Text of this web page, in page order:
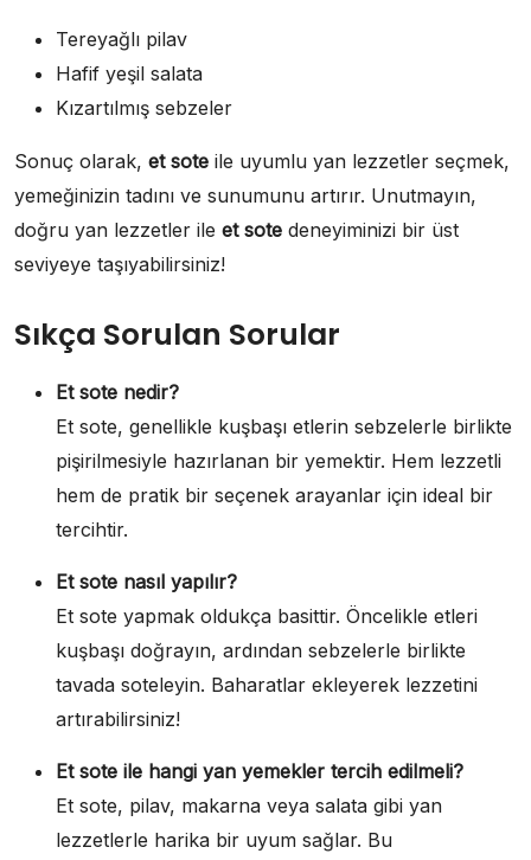
Tereyağlı pilav
Hafif yeşil salata
Kızartılmış sebzeler
Sonuç olarak, et sote ile uyumlu yan lezzetler seçmek,
yemeğinizin tadını ve sunumunu artırır. Unutmayın,
doğru yan lezzetler ile et sote deneyiminizi bir üst
seviyeye taşıyabilirsiniz!
Sıkça Sorulan Sorular
Et sote nedir?
Et sote, genellikle kuşbaşı etlerin sebzelerle birlikte
pişirilmesiyle hazırlanan bir yemektir. Hem lezzetli
hem de pratik bir seçenek arayanlar için ideal bir
tercihtir.
Et sote nasıl yapılır?
Et sote yapmak oldukça basittir. Öncelikle etleri
kuşbaşı doğrayın, ardından sebzelerle birlikte
tavada soteleyin. Baharatlar ekleyerek lezzetini
artırabilirsiniz!
Et sote ile hangi yan yemekler tercih edilmeli?
Et sote, pilav, makarna veya salata gibi yan
lezzetlerle harika bir uyum sağlar. Bu